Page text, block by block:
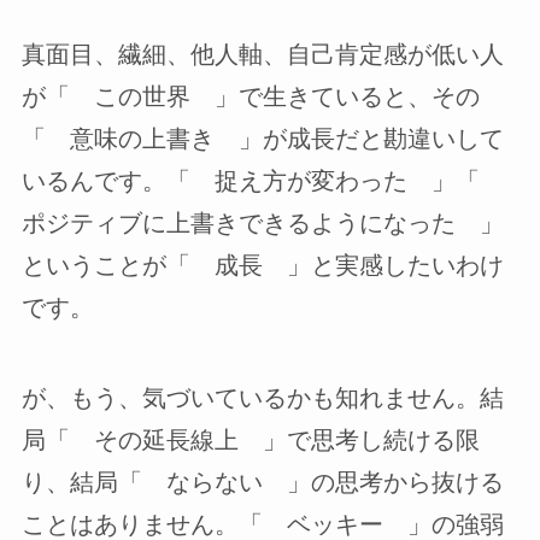
真面目、繊細、他人軸、自己肯定感が低い人
が「 この世界 」で生きていると、その
「 意味の上書き 」が成長だと勘違いして
いるんです。「 捉え方が変わった 」「
ポジティブに上書きできるようになった 」
ということが「 成長 」と実感したいわけ
です。
が、もう、気づいているかも知れません。結
局「 その延長線上 」で思考し続ける限
り、結局「 ならない 」の思考から抜ける
ことはありません。「 ベッキー 」の強弱